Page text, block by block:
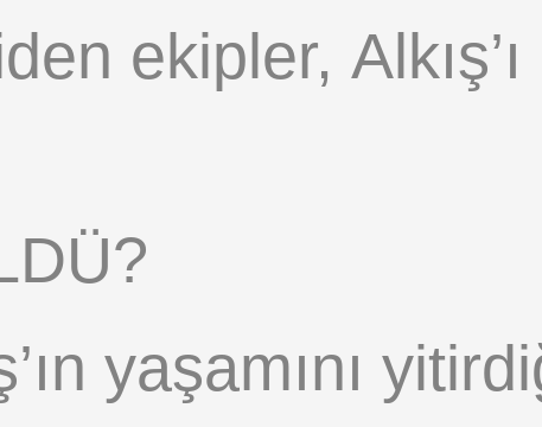
ekipler, Alkış’ı
yaşamını